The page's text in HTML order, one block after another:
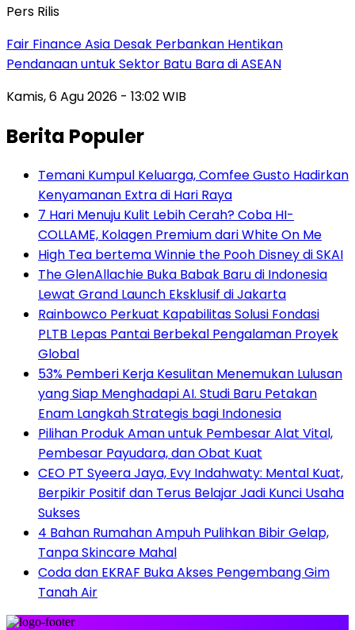
Pers Rilis
Fair Finance Asia Desak Perbankan Hentikan
Pendanaan untuk Sektor Batu Bara di ASEAN
Kamis, 6 Agu 2026 - 13:02 WIB
Berita Populer
Temani Kumpul Keluarga, Comfee Gusto Hadirkan
Kenyamanan Extra di Hari Raya
7 Hari Menuju Kulit Lebih Cerah? Coba HI-
COLLAME, Kolagen Premium dari White On Me
High Tea bertema Winnie the Pooh Disney di SKAI
The GlenAllachie Buka Babak Baru di Indonesia
Lewat Grand Launch Eksklusif di Jakarta
Rainbowco Perkuat Kapabilitas Solusi Fondasi
PLTB Lepas Pantai Berbekal Pengalaman Proyek
Global
53% Pemberi Kerja Kesulitan Menemukan Lulusan
yang Siap Menghadapi AI. Studi Baru Petakan
Enam Langkah Strategis bagi Indonesia
Pilihan Produk Aman untuk Pembesar Alat Vital,
Pembesar Payudara, dan Obat Kuat
CEO PT Syeera Jaya, Evy Indahwaty: Mental Kuat,
Berpikir Positif dan Terus Belajar Jadi Kunci Usaha
Sukses
4 Bahan Rumahan Ampuh Pulihkan Bibir Gelap,
Tanpa Skincare Mahal
Coda dan EKRAF Buka Akses Pengembang Gim
Tanah Air